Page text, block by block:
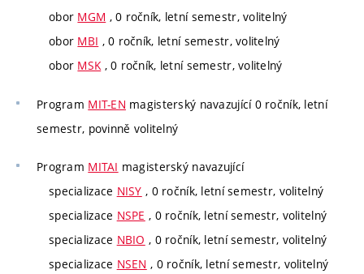
obor MGM , 0 ročník, letní semestr, volitelný
obor MBI , 0 ročník, letní semestr, volitelný
obor MSK, 0 ročník, letní semestr, volitelný
Program MIT-EN magisterský navazující 0 ročník, letní
semestr, povinně volitelný
Program MITAI magisterský navazující
specializace NISY , 0 ročník, letní semestr, volitelný
specializace NSPE , 0 ročník, letní semestr, volitelný
specializace NBIO , 0 ročník, letní semestr, volitelný
specializace NSEN , 0 ročník, letní semestr, volitelný